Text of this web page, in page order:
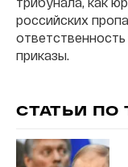
российских
приказы.
СТАТЬИ ПО